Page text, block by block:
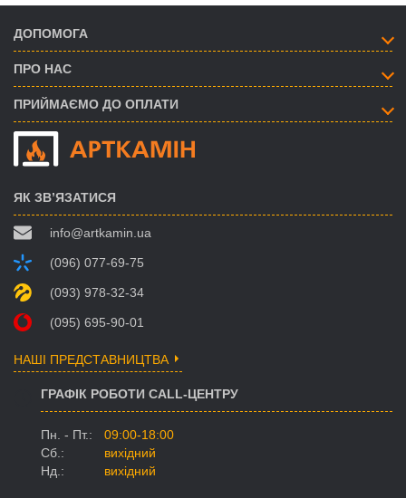
ДОПОМОГА
ПРО НАС
ПРИЙМАЄМО ДО ОПЛАТИ
ЯК ЗВ’ЯЗАТИСЯ
info@artkamin.ua
(096) 077-69-75
(093) 978-32-34
(095) 695-90-01
НАШІ ПРЕДСТАВНИЦТВА
ГРАФІК РОБОТИ CALL-ЦЕНТРУ
Пн. - Пт.:
09:00-18:00
Сб.:
вихідний
Нд.:
вихідний